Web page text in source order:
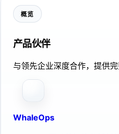
概览
产品伙伴
与领先企业深度合作，提供
WhaleOps